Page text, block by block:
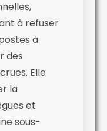
à refuser
à
des
Elle
la
et
sous-